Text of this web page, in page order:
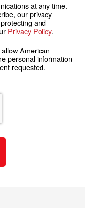
at any time.
our privacy
and
Privacy Policy.
American
personal information
requested.